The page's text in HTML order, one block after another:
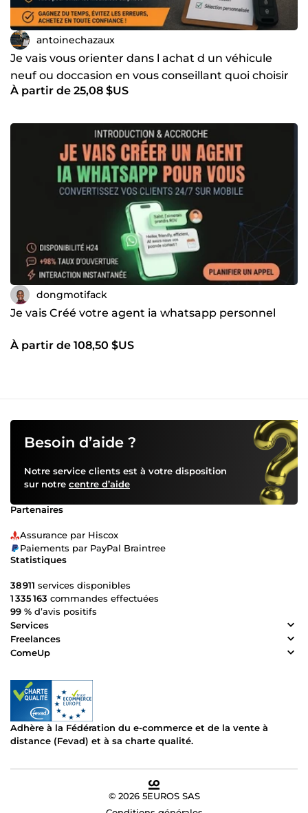
antoinechazaux
Je vais vous orienter dans l achat d un véhicule
neuf ou doccasion en vous conseillant quoi choisir
À partir de 25,08 $US
dongmotifack
Je vais Créé votre agent ia whatsapp personnel
À partir de 108,50 $US
Besoin d’aide ?
Notre service clients est à votre disposition
sur notre centre d’aide
Partenaires
Assurance par Hiscox
Paiements par PayPal Braintree
Statistiques
38 911 services disponibles
1 335 163 commandes effectuées
99 % d’avis positifs
Services
Freelances
ComeUp
Adhère à la Fédération du e-commerce et de la vente à
distance (Fevad) et à sa charte qualité.
© 2026 5EUROS SAS